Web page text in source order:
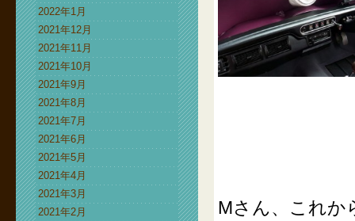
2022年1月
2021年12月
2021年11月
2021年10月
2021年9月
2021年8月
2021年7月
2021年6月
2021年5月
2021年4月
2021年3月
2021年2月
Mさん、これか